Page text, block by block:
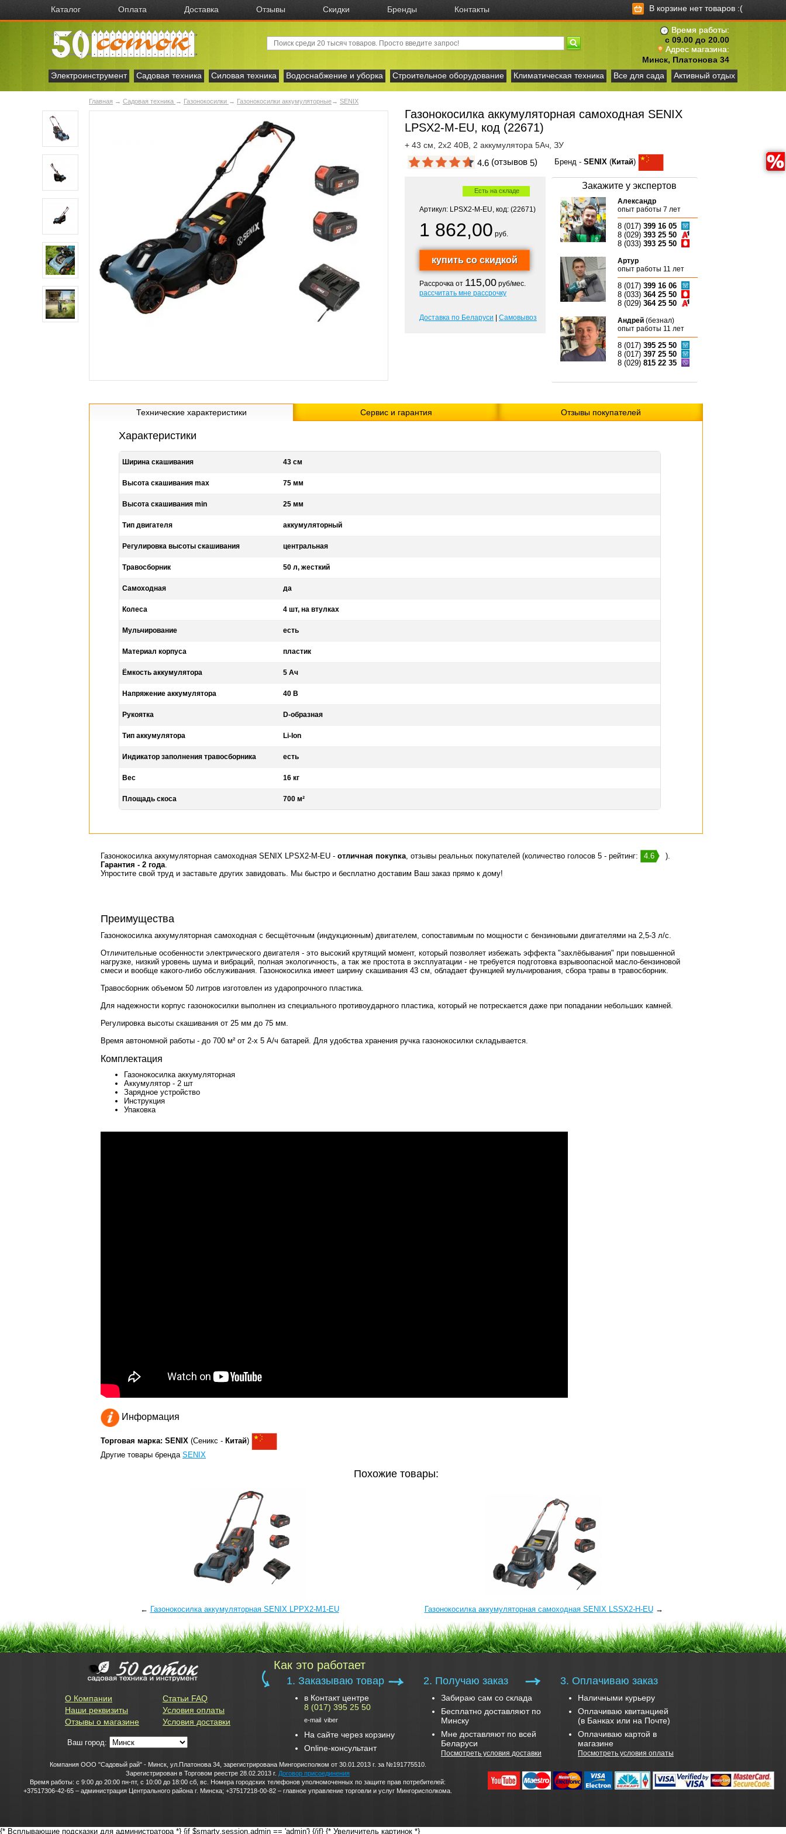
Каталог Оплата Доставка Отзывы Скидки Бренды Контакты В корзине нет товаров :(
Время работы:
с 09.00 до 20.00
Адрес магазина:
Минск, Платонова 34
Электроинструмент
Садовая техника Силовая техника Водоснабжение и уборка Строительное оборудование Климатическая техника Все для сада Активный отдых
Главная → Садовая техника → Газонокосилки → Газонокосилки аккумуляторные→ SENIX
Газонокосилка аккумуляторная самоходная SENIX
LPSX2-M-EU, код (22671)
+ 43 см, 2x2 40В, 2 аккумулятора 5Ач, ЗУ
4.6 (отзывов 5)
Есть на складе
Артикул: LPSX2-M-EU, код: (22671)
1 862,00 руб.
Рассрочка от 115,00 руб/мес.
рассчитать мне рассрочку
Доставка по Беларуси Самовывоз
Бренд - SENIX (Китай)
Закажите у экспертов
Александр
опыт работы 7 лет
8 (017) 399 16 05
8 (029) 393 25 50
8 (033) 393 25 50
Артур
опыт работы 11 лет
8 (017) 399 16 06
8 (033) 364 25 50
8 (029) 364 25 50
Андрей (безнал)
опыт работы 11 лет
8 (017) 395 25 50
8 (017) 397 25 50
8 (029) 815 22 35
Технические характеристики Сервис и гарантия Отзывы покупателей
Характеристики
Ширина скашивания 43 см
Высота скашивания max 75 мм
Высота скашивания min 25 мм
Тип двигателя аккумуляторный
Регулировка высоты скашивания центральная
Травосборник 50 л, жесткий
Самоходная да
Колеса 4 шт, на втулках
Мульчирование есть
Материал корпуса пластик
Ёмкость аккумулятора 5 Ач
Напряжение аккумулятора 40 В
Рукоятка D-образная
Тип аккумулятора Li-Ion
Индикатоp запoлнения травoсборника есть
Вес 16 кг
Площадь скоса 700 м²
Газонокосилка аккумуляторная самоходная SENIX LPSX2-M-EU - отличная покупка, отзывы реальных покупателей (количество голосов 5 - рейтинг: 4.6
).
Гарантия - 2 года.
Упростите свой труд и заставьте других завидовать. Мы быстро и бесплатно доставим Ваш заказ прямо к дому!
Преимущества
Газонокосилка аккумуляторная самоходная с бесщёточным (индукционным) двигателем, сопоставимым по мощности с бензиновыми двигателями на 2,5-3 л/с.
Отличительные особенности электрического двигателя - это высокий крутящий момент, который позволяет избежать эффекта "захлёбывания" при повышенной
нагрузке, низкий уровень шума и вибраций, полная экологичность, а так же простота в эксплуатации - не требуется подготовка взрывоопасной масло-бензиновой
смеси и вообще какого-либо обслуживания. Газонокосилка имеет ширину скашивания 43 см, обладает функцией мульчирования, сбора травы в травосборник.
Травосборник объемом 50 литров изготовлен из ударопрочного пластика.
Для надежности корпус газонокосилки выполнен из специального противоударного пластика, который не потрескается даже при попадании небольших камней.
Регулировка высоты скашивания от 25 мм до 75 мм.
Время автономной работы - до 700 м² от 2-х 5 А/ч батарей. Для удобства хранения ручка газонокосилки складывается.
Комплектация
Газонокосилка аккумуляторная
Аккумулятор - 2 шт
Зарядное устройство
Инструкция
Упаковка
Информация
Торговая марка: SENIX (Сеникс - Китай)
Другие товары бренда SENIX
Похожие товары:
← Газонокосилка аккумуляторная SENIX LPPX2-M1-EU Газонокосилка аккумуляторная самоходная SENIX LSSX2-H-EU→
О Компании
Наши реквизиты
Отзывы о магазине
Статьи FAQ
Условия оплаты
Условия доставки
Ваш город:
Как это работает
1. Заказываю товар
в Контакт центре
8 (017) 395 25 50
e-mail viber
На сайте через корзину
Online-консультант
2. Получаю заказ
Забираю сам со склада
Бесплатно доставляют по
Минску
Мне доставляют по всей
Беларуси
Посмотреть условия доставки
3. Оплачиваю заказ
Наличными курьеру
Оплачиваю квитанцией
(в Банках или на Почте)
Оплачиваю картой в
магазине
Посмотреть условия оплаты
Компания ООО "Садовый рай" - Минск, ул.Платонова 34, зарегистрирована Мингорисполком от 30.01.2013 г. за №191775510.
Зарегистрирован в Торговом реестре 28.02.2013 г. Договор присоединения
Время работы: с 9:00 до 20:00 пн-пт, с 10:00 до 18:00 сб, вс. Номера городских телефонов уполномоченных по защите прав потребителей:
+37517306-42-65 – администрация Центрального района г. Минска; +37517218-00-82 – главное управление торговли и услуг Мингорисполкома.
{* Всплывающие подсказки для администратора *} {if $smarty.session.admin == 'admin'} {/if} {* Увеличитель картинок *}